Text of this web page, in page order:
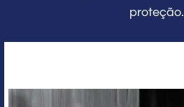
proteção.